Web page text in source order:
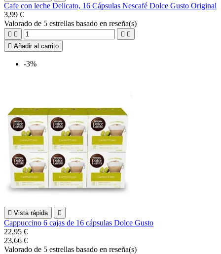
Cafe con leche Delicato, 16 Cápsulas Nescafé Dolce Gusto Original
3,99 €
Valorado de 5 estrellas basado en reseña(s)
   
 Añadir al carrito
-3%
 Vista rápida 
Cappuccino 6 cajas de 16 cápsulas Dolce Gusto
22,95 €
23,66 €
Valorado de 5 estrellas basado en reseña(s)